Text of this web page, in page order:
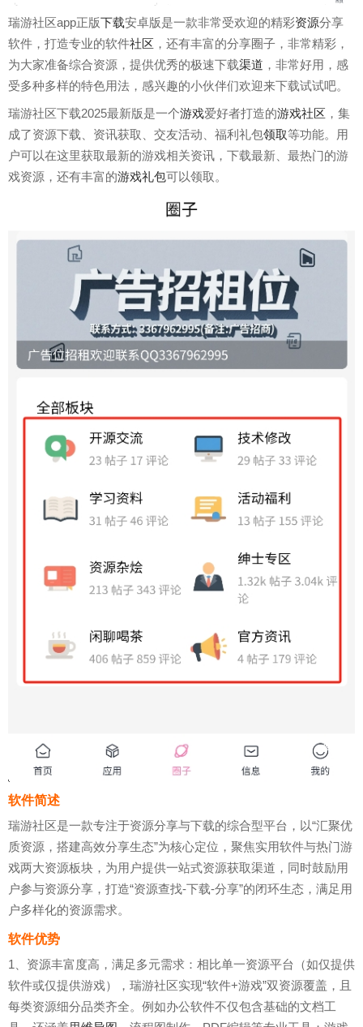
瑞游社区app正版下载安卓版是一款非常受欢迎的精彩资源分享
软件，打造专业的软件社区 ，还有丰富的分享圈子，非常精彩，
为大家准备综合资源，提供优秀的极速下载渠道 ，非常好用，感
受多种多样的特色用法，感兴趣的小伙伴们欢迎来下载试试吧。
瑞游社区下载2025最新版是一个游戏爱好者打造的游戏社区 ，集
成了资源下载、资讯获取、交友活动、福利礼包领取等功能。用
户可以在这里获取最新的游戏相关资讯，下载最新、最热门的游
戏资源，还有丰富的游戏礼包可以领取。
软件简述
瑞游社区是一款专注于资源分享与下载的综合型平台，以“汇聚优
质资源，搭建高效分享生态”为核心定位，聚焦实用软件与热门游
戏两大资源板块，为用户提供一站式资源获取渠道，同时鼓励用
户参与资源分享，打造“资源查找-下载-分享”的闭环生态，满足用
户多样化的资源需求。
软件优势
1、资源丰富度高，满足多元需求：相比单一资源平台（如仅提供
软件或仅提供游戏），瑞游社区实现“软件+游戏”双资源覆盖，且
每类资源细分品类齐全。例如办公软件不仅包含基础的文档工